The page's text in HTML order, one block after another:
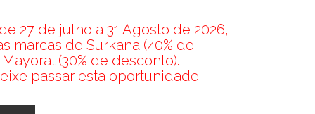
27 de julho a 31 Agosto de 2026,
marcas de Surkana (40% de
(30% de desconto).
passar esta oportunidade.